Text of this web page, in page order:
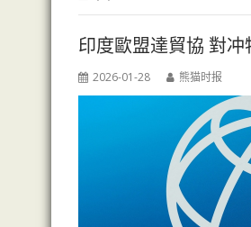
印度歐盟達貿協 對
2026-01-28 熊猫时报